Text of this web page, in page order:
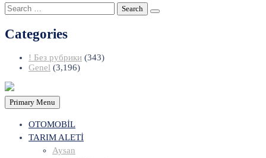
Search
for:
Categories
! Без рубрики (343)
Genel (3,196)
Primary Menu
OTOMOBİL
TARIM ALETİ
Aysan